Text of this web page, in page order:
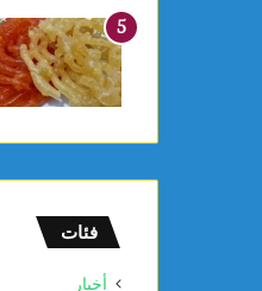
فئات
أخبار